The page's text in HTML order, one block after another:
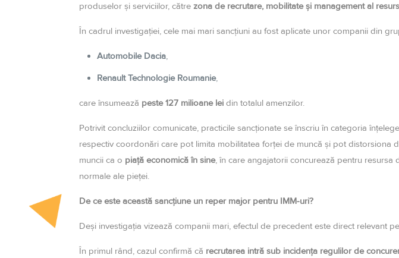
produselor și serviciilor, către zona de recrutare, mobilitate și management al
În cadrul investigației, cele mai mari sancțiuni au fost aplicate unor companii din
Automobile Dacia,
Renault Technologie Roumanie,
care însumează peste 127 milioane lei din totalul amenzilor.
Potrivit concluziilor comunicate, practicile sancționate se înscriu în categoria
respectiv coordonări care pot limita mobilitatea forței de muncă și pot distorsiona
muncii ca o piață economică în sine, în care angajatorii concurează pentru
normale ale pieței.
De ce este această sancțiune un reper major pentru IMM-uri?
Deși investigația vizează companii mari, efectul de precedent este direct relevant
În primul rând, cazul confirmă că recrutarea intră sub incidența regulilor de